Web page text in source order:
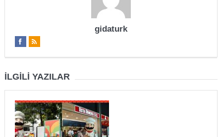
gidaturk
İLGILI YAZILAR